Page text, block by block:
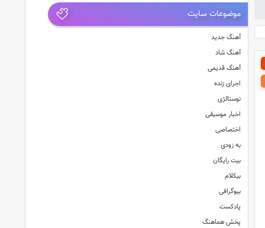
موضوعات سایت
آهنگ جدید
آهنگ شاد
آهنگ قدیمی
اجرای زنده
نوستالژی
اخبار موسیقی
اختصاصی
به زودی
بیت رایگان
بیکلام
بیوگرافی
پادکست
پخش هماهنگ